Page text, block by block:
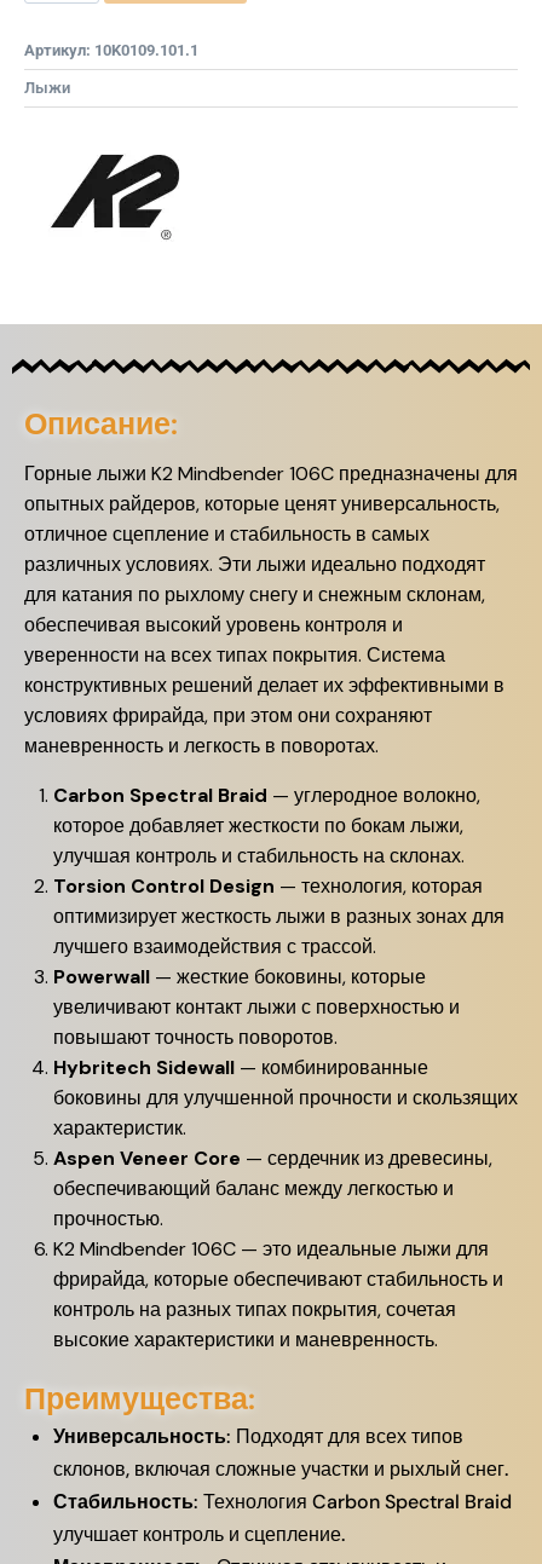
Артикул: 10K0109.101.1
Лыжи
Описание:
Горные лыжи K2 Mindbender 106C предназначены для
опытных райдеров, которые ценят универсальность,
отличное сцепление и стабильность в самых
различных условиях. Эти лыжи идеально подходят
для катания по рыхлому снегу и снежным склонам,
обеспечивая высокий уровень контроля и
уверенности на всех типах покрытия. Система
конструктивных решений делает их эффективными в
условиях фрирайда, при этом они сохраняют
маневренность и легкость в поворотах.
Carbon Spectral Braid — углеродное волокно,
которое добавляет жесткости по бокам лыжи,
улучшая контроль и стабильность на склонах.
Torsion Control Design — технология, которая
оптимизирует жесткость лыжи в разных зонах для
лучшего взаимодействия с трассой.
Powerwall — жесткие боковины, которые
увеличивают контакт лыжи с поверхностью и
повышают точность поворотов.
Hybritech Sidewall — комбинированные
боковины для улучшенной прочности и скользящих
характеристик.
Aspen Veneer Core — сердечник из древесины,
обеспечивающий баланс между легкостью и
прочностью.
K2 Mindbender 106C — это идеальные лыжи для
фрирайда, которые обеспечивают стабильность и
контроль на разных типах покрытия, сочетая
высокие характеристики и маневренность.
Преимущества:
Универсальность: Подходят для всех типов
склонов, включая сложные участки и рыхлый снег.
Стабильность: Технология Carbon Spectral Braid
улучшает контроль и сцепление.